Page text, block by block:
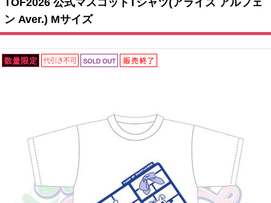
ゲーム
その他先行受付
プレミアム会員とは
アイドルマスター SideM
アイドルマスター シャイニーカラーズ
テイルズ オブ シリーズ
電音部
TOF2026 公式マスコットTシャツ(アライズ アルフェ
ン Aver.) Mサイズ